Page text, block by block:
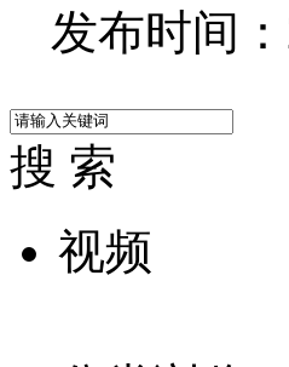
发布时间
搜 索
视频